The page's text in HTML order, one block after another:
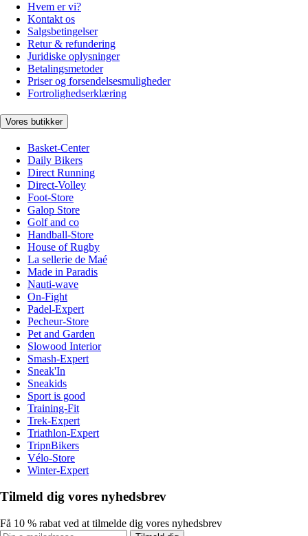
Hvem er vi?
Kontakt os
Salgsbetingelser
Retur & refundering
Juridiske oplysninger
Betalingsmetoder
Priser og forsendelsesmuligheder
Fortrolighedserklæring
Vores butikker
Basket-Center
Daily Bikers
Direct Running
Direct-Volley
Foot-Store
Galop Store
Golf and co
Handball-Store
House of Rugby
La sellerie de Maé
Made in Paradis
Nauti-wave
On-Fight
Padel-Expert
Pecheur-Store
Pet and Garden
Slowood Interior
Smash-Expert
Sneak'In
Sneakids
Sport is good
Training-Fit
Trek-Expert
Triathlon-Expert
TripnBikers
Vélo-Store
Winter-Expert
Tilmeld dig vores nyhedsbrev
Få 10 % rabat ved at tilmelde dig vores nyhedsbrev